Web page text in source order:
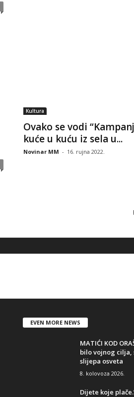
Kultura
Ovako se vodi
kuće u kuću iz sela u...
Novinar MM - 16. rujna 2022.
EVEN MORE NEWS
MATIĆI KOD
bilo vojnog cilja,
slijepa osveta
8. kolovoza 2026.
Dijete koje